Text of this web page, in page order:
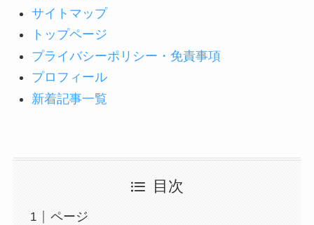
サイトマップ
トップページ
プライバシーポリシー・免責事項
プロフィール
新着記事一覧
目次
ページ